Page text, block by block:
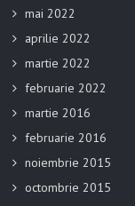
mai 2022
aprilie 2022
martie 2022
februarie 2022
martie 2016
februarie 2016
noiembrie 2015
octombrie 2015